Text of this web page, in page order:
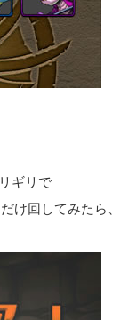
ギリで
け回してみたら、